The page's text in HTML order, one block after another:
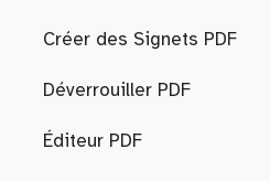
Créer des Signets PDF
Déverrouiller PDF
Éditeur PDF